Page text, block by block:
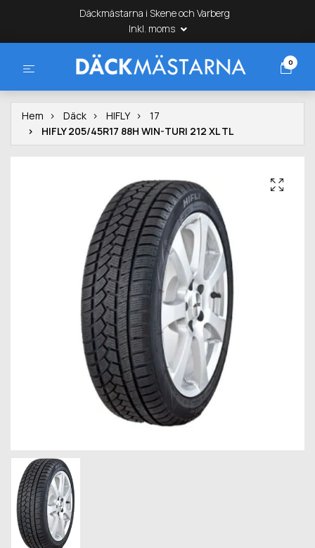
Däckmästarna i Skene och Varberg
Inkl. moms
0
Hem Däck HIFLY
17
HIFLY 205/45R17 88H WIN-TURI 212 XL TL